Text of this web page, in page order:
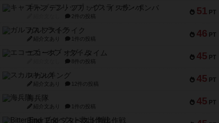
51 PT
キャプテン・フリップ：イスラ・ボンバ
2件の投稿
46 PT
ガルフストライク
紹介文あり 1件の投稿
45 PT
エコーズ・オブ・タイム
8件の投稿
45 PT
スカルキング
紹介文あり 12件の投稿
45 PT
海兵隊
紹介文あり 1件の投稿
Bitter End ブタペスト救出作戦